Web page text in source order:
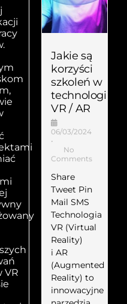
VR
Jakie są
korzyści
szkoleń w
technologii
VR / AR
06/03/2024
•
No
Comments
Share
Tweet Pin
Mail SMS
Technologia
VR (Virtual
Reality)
i AR
(Augmented
Reality) to
innowacyjne